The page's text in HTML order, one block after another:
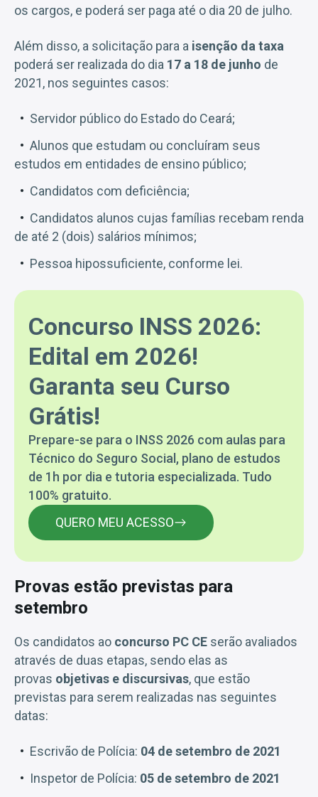
os cargos, e poderá ser paga até o dia 20 de julho.
Além disso, a solicitação para a isenção da taxa
poderá ser realizada do dia 17 a 18 de junho de
2021, nos seguintes casos:
Servidor público do Estado do Ceará;
Alunos que estudam ou concluíram seus
estudos em entidades de ensino público;
Candidatos com deficiência;
Candidatos alunos cujas famílias recebam renda
de até 2 (dois) salários mínimos;
Pessoa hipossuficiente, conforme lei.
Concurso INSS 2026:
Edital em 2026!
Garanta seu Curso
Grátis!
Prepare-se para o INSS 2026 com aulas para
Técnico do Seguro Social, plano de estudos
de 1h por dia e tutoria especializada. Tudo
100% gratuito.
QUERO MEU ACESSO
Provas estão previstas para
setembro
Os candidatos ao concurso PC CE serão avaliados
através de duas etapas, sendo elas as
provas objetivas e discursivas, que estão
previstas para serem realizadas nas seguintes
datas:
Escrivão de Polícia: 04 de setembro de 2021
Inspetor de Polícia: 05 de setembro de 2021